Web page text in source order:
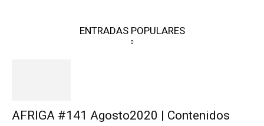
ENTRADAS POPULARES
AFRIGA #141 Agosto2020 | Contenidos